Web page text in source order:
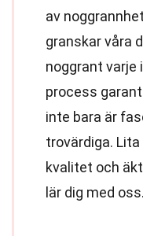
av
granskar våra
noggrant varje
process
inte bara är
trovärdiga.
kvalitet och
lär dig med oss.